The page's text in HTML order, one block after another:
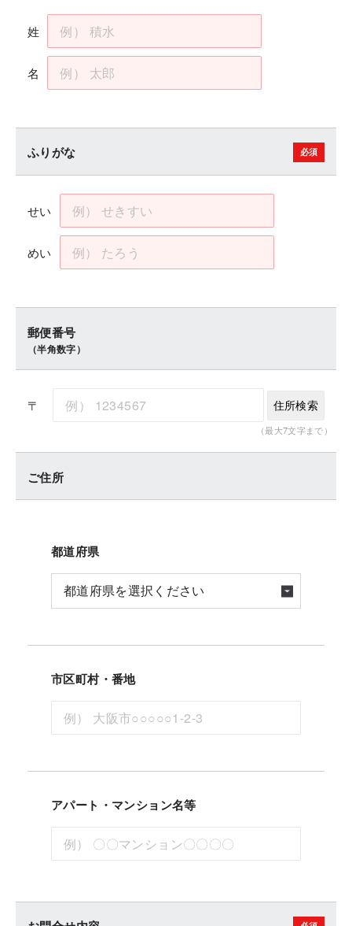
姓
名
ふりがな
せい
めい
郵便番号
（半角数字）
〒
（最大7文字まで）
住所検索
ご住所
都道府県
市区町村・番地
アパート・マンション名等